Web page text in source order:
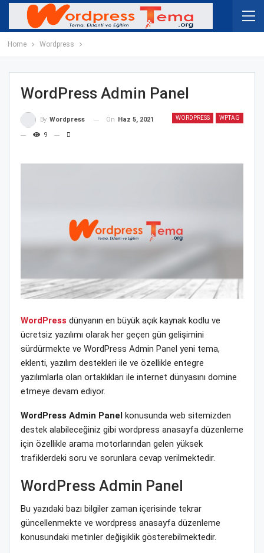
Home Wordpress
WordPress Admin Panel
WORDPRESS WPTAG
By Wordpress On Haz 5, 2021
9
WordPress dünyanın en büyük açık kaynak kodlu ve
ücretsiz yazılımı olarak her geçen gün gelişimini
sürdürmekte ve WordPress Admin Panel yeni tema,
eklenti, yazılım destekleri ile ve özellikle entegre
yazılımlarla olan ortaklıkları ile internet dünyasını domine
etmeye devam ediyor.
WordPress Admin Panel konusunda web sitemizden
destek alabileceğiniz gibi wordpress anasayfa düzenleme
için özellikle arama motorlarından gelen yüksek
trafiklerdeki soru ve sorunlara cevap verilmektedir.
WordPress Admin Panel
Bu yazıdaki bazı bilgiler zaman içerisinde tekrar
güncellenmekte ve wordpress anasayfa düzenleme
konusundaki metinler değişiklik gösterebilmektedir.